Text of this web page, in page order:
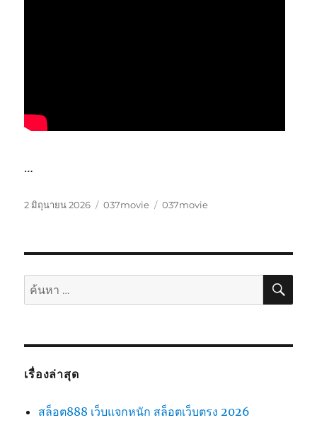
…
เขียน
2 มิถุนายน 2026
หมวด
037movie
ป้าย
037movie
ค้นหา: ค้น
เรื่องล่าสุด
สล็อต888 เว็บแจกหนัก สล็อตเว็บตรง 2026